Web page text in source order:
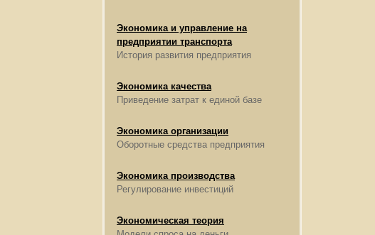
Экономика и управление на
предприятии транспорта
История развития предприятия
Экономика качества
Приведение затрат к единой базе
Экономика организации
Оборотные средства предприятия
Экономика производства
Регулирование инвестиций
Экономическая теория